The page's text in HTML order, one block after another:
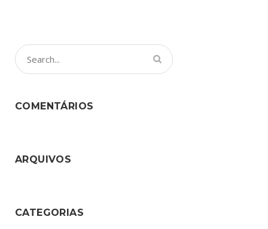
COMENTÁRIOS
ARQUIVOS
CATEGORIAS